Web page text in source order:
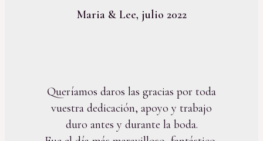
Maria & Lee, julio 2022
Queríamos daros las gracias por toda
vuestra dedicación, apoyo y trabajo
duro antes y durante la boda.